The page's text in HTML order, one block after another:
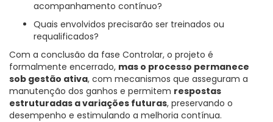
acompanhamento contínuo?
Quais envolvidos precisarão ser treinados ou
requalificados?
Com a conclusão da fase Controlar, o projeto é
formalmente encerrado, mas o processo permanece
sob gestão ativa, com mecanismos que asseguram a
manutenção dos ganhos e permitem respostas
estruturadas a variações futuras, preservando o
desempenho e estimulando a melhoria contínua.